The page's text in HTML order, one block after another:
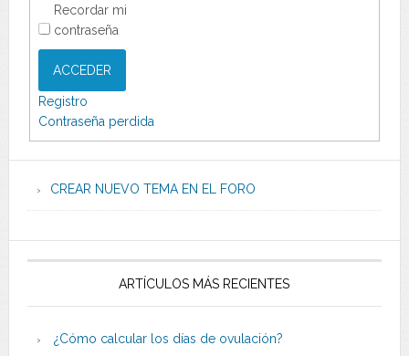
Recordar mi
contraseña
ACCEDER
Registro
Contraseña perdida
CREAR NUEVO TEMA EN EL FORO
ARTÍCULOS MÁS RECIENTES
¿Cómo calcular los días de ovulación?